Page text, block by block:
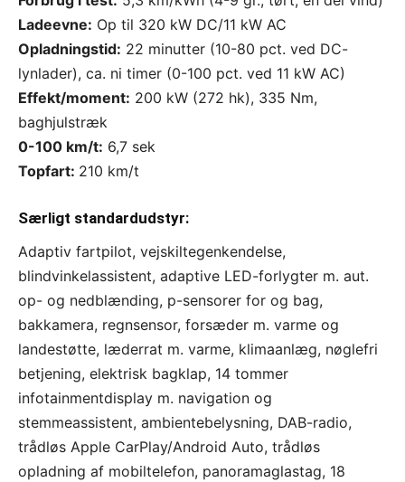
Ladeevne: Op til 320 kW DC/11 kW AC
Opladningstid: 22 minutter (10-80 pct. ved DC-
lynlader), ca. ni timer (0-100 pct. ved 11 kW AC)
Effekt/moment: 200 kW (272 hk), 335 Nm,
baghjulstræk
0-100 km/t: 6,7 sek
Topfart: 210 km/t
Særligt standardudstyr:
Adaptiv fartpilot, vejskiltegenkendelse,
blindvinkelassistent, adaptive LED-forlygter m. aut.
op- og nedblænding, p-sensorer for og bag,
bakkamera, regnsensor, forsæder m. varme og
landestøtte, læderrat m. varme, klimaanlæg, nøglefri
betjening, elektrisk bagklap, 14 tommer
infotainmentdisplay m. navigation og
stemmeassistent, ambientebelysning, DAB-radio,
trådløs Apple CarPlay/Android Auto, trådløs
opladning af mobiltelefon, panoramaglastag, 18